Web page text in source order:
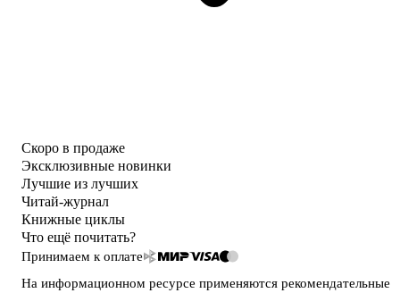
Скоро в продаже
Эксклюзивные новинки
Лучшие из лучших
Читай-журнал
Книжные циклы
Что ещё почитать?
Принимаем к оплате
На информационном ресурсе применяются рекомендательные